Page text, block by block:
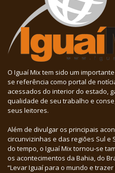
O Iguaí Mix tem sido um
se referência como portal de
acessados do interior do estado,
qualidade de seu trabalho e
seus leitores.
Além de divulgar os principais
circunvizinhas e das regiões Sul e
do tempo, o Iguaí Mix tornou-se
os acontecimentos da Bahia, do
“Levar Iguaí para o mundo e trazer